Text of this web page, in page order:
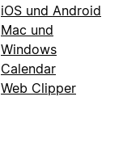
iOS und Android
Mac und
Windows
Calendar
Web Clipper